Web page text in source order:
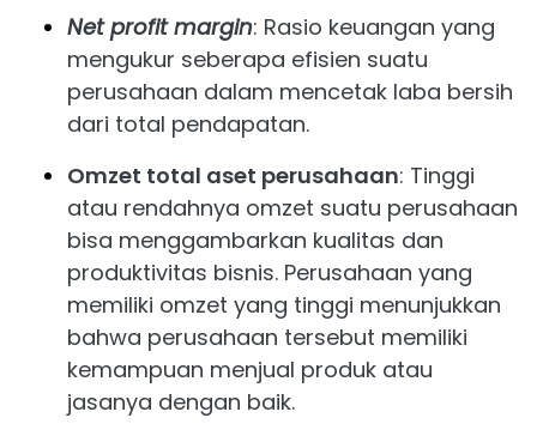
Net profit margin: Rasio keuangan yang
mengukur seberapa efisien suatu
perusahaan dalam mencetak laba bersih
dari total pendapatan.
Omzet total aset perusahaan: Tinggi
atau rendahnya omzet suatu perusahaan
bisa menggambarkan kualitas dan
produktivitas bisnis. Perusahaan yang
memiliki omzet yang tinggi menunjukkan
bahwa perusahaan tersebut memiliki
kemampuan menjual produk atau
jasanya dengan baik.